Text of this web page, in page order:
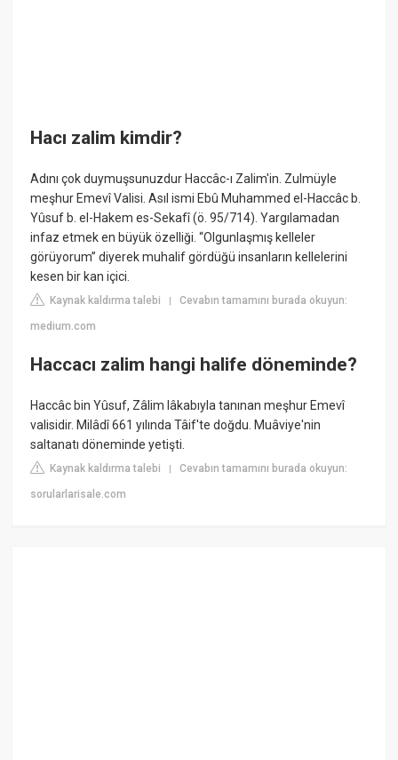
Hacı zalim kimdir?
Adını çok duymuşsunuzdur Haccâc-ı Zalim'in. Zulmüyle
meşhur Emevî Valisi. Asıl ismi Ebû Muhammed el-Haccâc b.
Yûsuf b. el-Hakem es-Sekafî (ö. 95/714). Yargılamadan
infaz etmek en büyük özelliği. “Olgunlaşmış kelleler
görüyorum” diyerek muhalif gördüğü insanların kellelerini
kesen bir kan içici.
Kaynak kaldırma talebi |Cevabın tamamını burada okuyun:
medium.com
Haccacı zalim hangi halife döneminde?
Haccâc bin Yûsuf, Zâlim lâkabıyla tanınan meşhur Emevî
valisidir. Milâdî 661 yılında Tâif'te doğdu. Muâviye'nin
saltanatı döneminde yetişti.
Kaynak kaldırma talebi |Cevabın tamamını burada okuyun:
sorularlarisale.com